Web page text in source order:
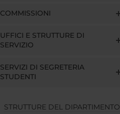
COMMISSIONI
UFFICI E STRUTTURE DI
SERVIZIO
SERVIZI DI SEGRETERIA
STUDENTI
STRUTTURE DEL DIPARTIMENTO